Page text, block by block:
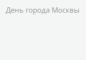
День города Москвы